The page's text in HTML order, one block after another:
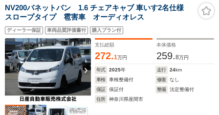
NV200バネットバン 1.6 チェアキャブ 車いす2名仕様
スロープタイプ 雹害車 オーディオレス
ディーラー保証 車両品質評価書付 購入プラン付
支払総額
272.1万円
本体価格
259.8万円
年式 2025年 走行 24km
車検
車検整備付 修復
なし
保証
保証付 整備
法定整備付
住所
神奈川県座間市